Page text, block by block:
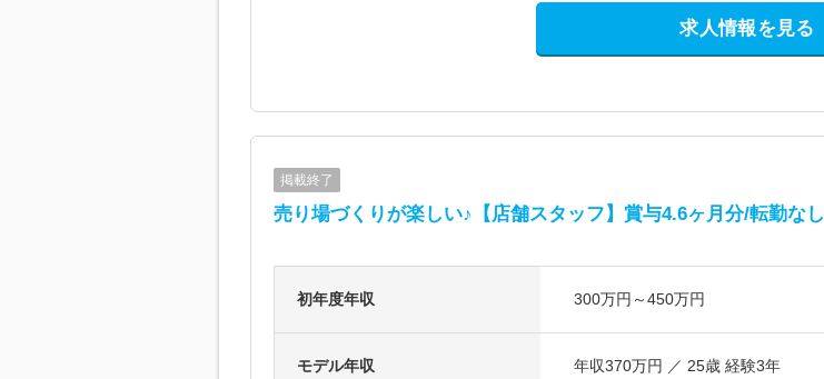
求人情報を見る
掲載終了
売り場づくりが楽しい♪【店舗スタッフ】賞与4.6ヶ月分/転勤なし
初年度年収 300万円～450万円
モデル年収 年収370万円 ／ 25歳 経験3年